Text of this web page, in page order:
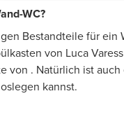
WC?
Bestandteile für ein
von Luca
von . Natürlich ist
kannst.